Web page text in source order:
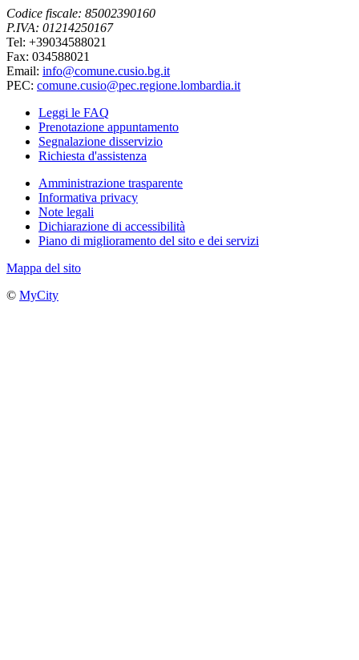
Codice fiscale: 85002390160
P.IVA: 01214250167
Tel: +39034588021
Fax: 034588021
Email: info@comune.cusio.bg.it
PEC: comune.cusio@pec.regione.lombardia.it
Leggi le FAQ
Prenotazione appuntamento
Segnalazione disservizio
Richiesta d'assistenza
Amministrazione trasparente
Informativa privacy
Note legali
Dichiarazione di accessibilità
Piano di miglioramento del sito e dei servizi
Mappa del sito
© MyCity